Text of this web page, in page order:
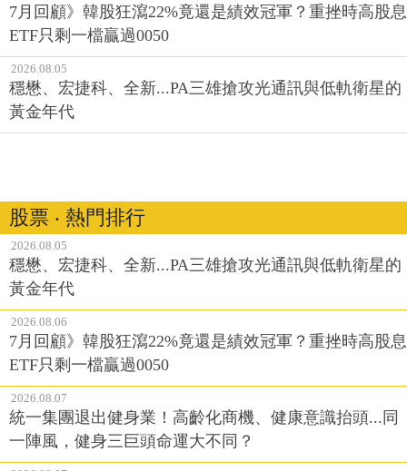
7月回顧》韓股狂瀉22%竟還是績效冠軍？重挫時高股息
ETF只剩一檔贏過0050
2026.08.05
穩懋、宏捷科、全新...PA三雄搶攻光通訊與低軌衛星的
黃金年代
股票 ‧ 熱門排行
2026.08.05
穩懋、宏捷科、全新...PA三雄搶攻光通訊與低軌衛星的
黃金年代
2026.08.06
7月回顧》韓股狂瀉22%竟還是績效冠軍？重挫時高股息
ETF只剩一檔贏過0050
2026.08.07
統一集團退出健身業！高齡化商機、健康意識抬頭...同
一陣風，健身三巨頭命運大不同？